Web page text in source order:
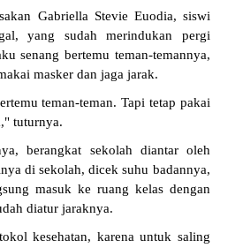
Gabriella Stevie Euodia, siswi
yang sudah merindukan pergi
senang bertemu teman-temannya,
masker dan jaga jarak.
teman-teman. Tapi tetap pakai
tuturnya.
berangkat sekolah diantar oleh
di sekolah, dicek suhu badannya,
masuk ke ruang kelas dengan
diatur jaraknya.
kesehatan, karena untuk saling